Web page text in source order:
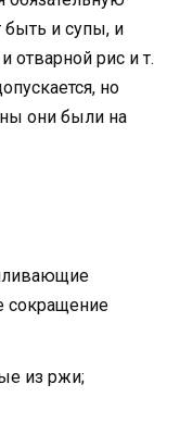
быть и супы, и
отварной рис и т.
но
они были на
сокращение
из ржи;